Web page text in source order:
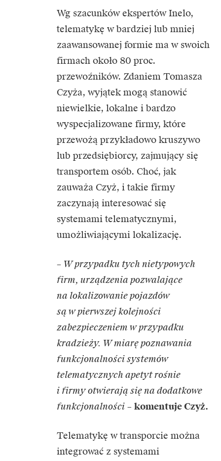
Wg szacunków ekspertów Inelo,
telematykę w bardziej lub mniej
zaawansowanej formie ma w swoich
firmach około 80 proc.
przewoźników. Zdaniem Tomasza
Czyża, wyjątek mogą stanowić
niewielkie, lokalne i bardzo
wyspecjalizowane firmy, które
przewożą przykładowo kruszywo
lub przedsiębiorcy, zajmujący się
transportem osób. Choć, jak
zauważa Czyż, i takie firmy
zaczynają interesować się
systemami telematycznymi,
umożliwiającymi lokalizację.
– W przypadku tych nietypowych
firm, urządzenia pozwalające
na lokalizowanie pojazdów
są w pierwszej kolejności
zabezpieczeniem w przypadku
kradzieży. W miarę poznawania
funkcjonalności systemów
telematycznych apetyt rośnie
i firmy otwierają się na dodatkowe
funkcjonalności – komentuje Czyż.
Telematykę w transporcie można
integrować z systemami